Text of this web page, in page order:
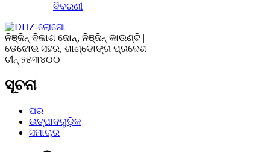
ବିବରଣୀ
ନିଞ୍ଜିନ୍ ବିକାଶ ଜୋନ୍, ନିଞ୍ଜିନ୍ କାଉଣ୍ଟି |
ଡେଝୋଉ ସହର, ଶାଣ୍ଡୋଙ୍ଗ ପ୍ରଦେଶ
ଚୀନ୍ ୨୫୩୪୦୦
ସୂଚନା
ଘର
ଉତ୍ପାଦଗୁଡ଼ିକ
ସମାଚାର